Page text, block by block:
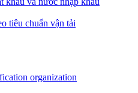
tiêu chuẩn vận tải
organization